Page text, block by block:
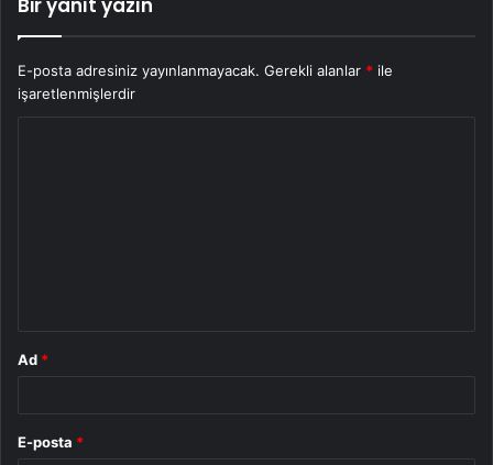
Bir yanıt yazın
E-posta adresiniz yayınlanmayacak. Gerekli alanlar * ile
işaretlenmişlerdir
Ad *
E-posta *